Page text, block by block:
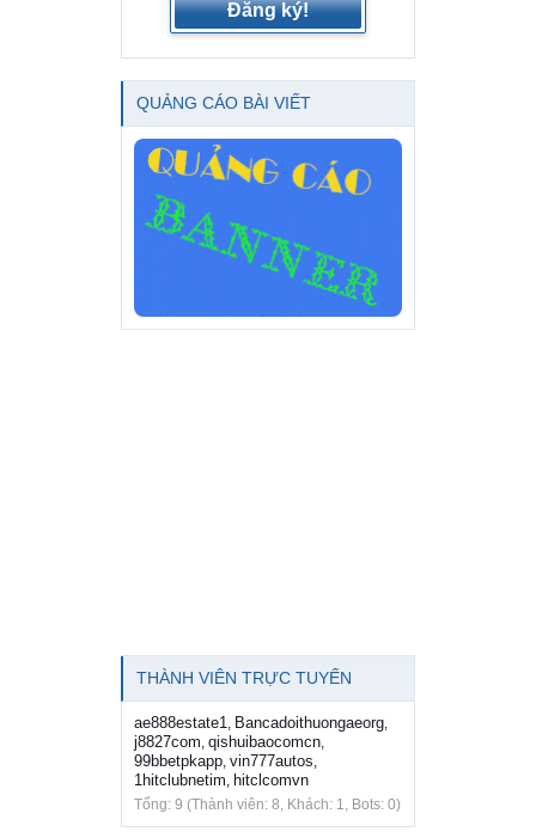
Đăng ký!
QUẢNG CÁO BÀI VIẾT
THÀNH VIÊN TRỰC TUYẾN
ae888estate1, Bancadoithuongaeorg,
j8827com, qishuibaocomcn,
99bbetpkapp, vin777autos,
1hitclubnetim, hitclcomvn
Tổng: 9 (Thành viên: 8, Khách: 1, Bots: 0)